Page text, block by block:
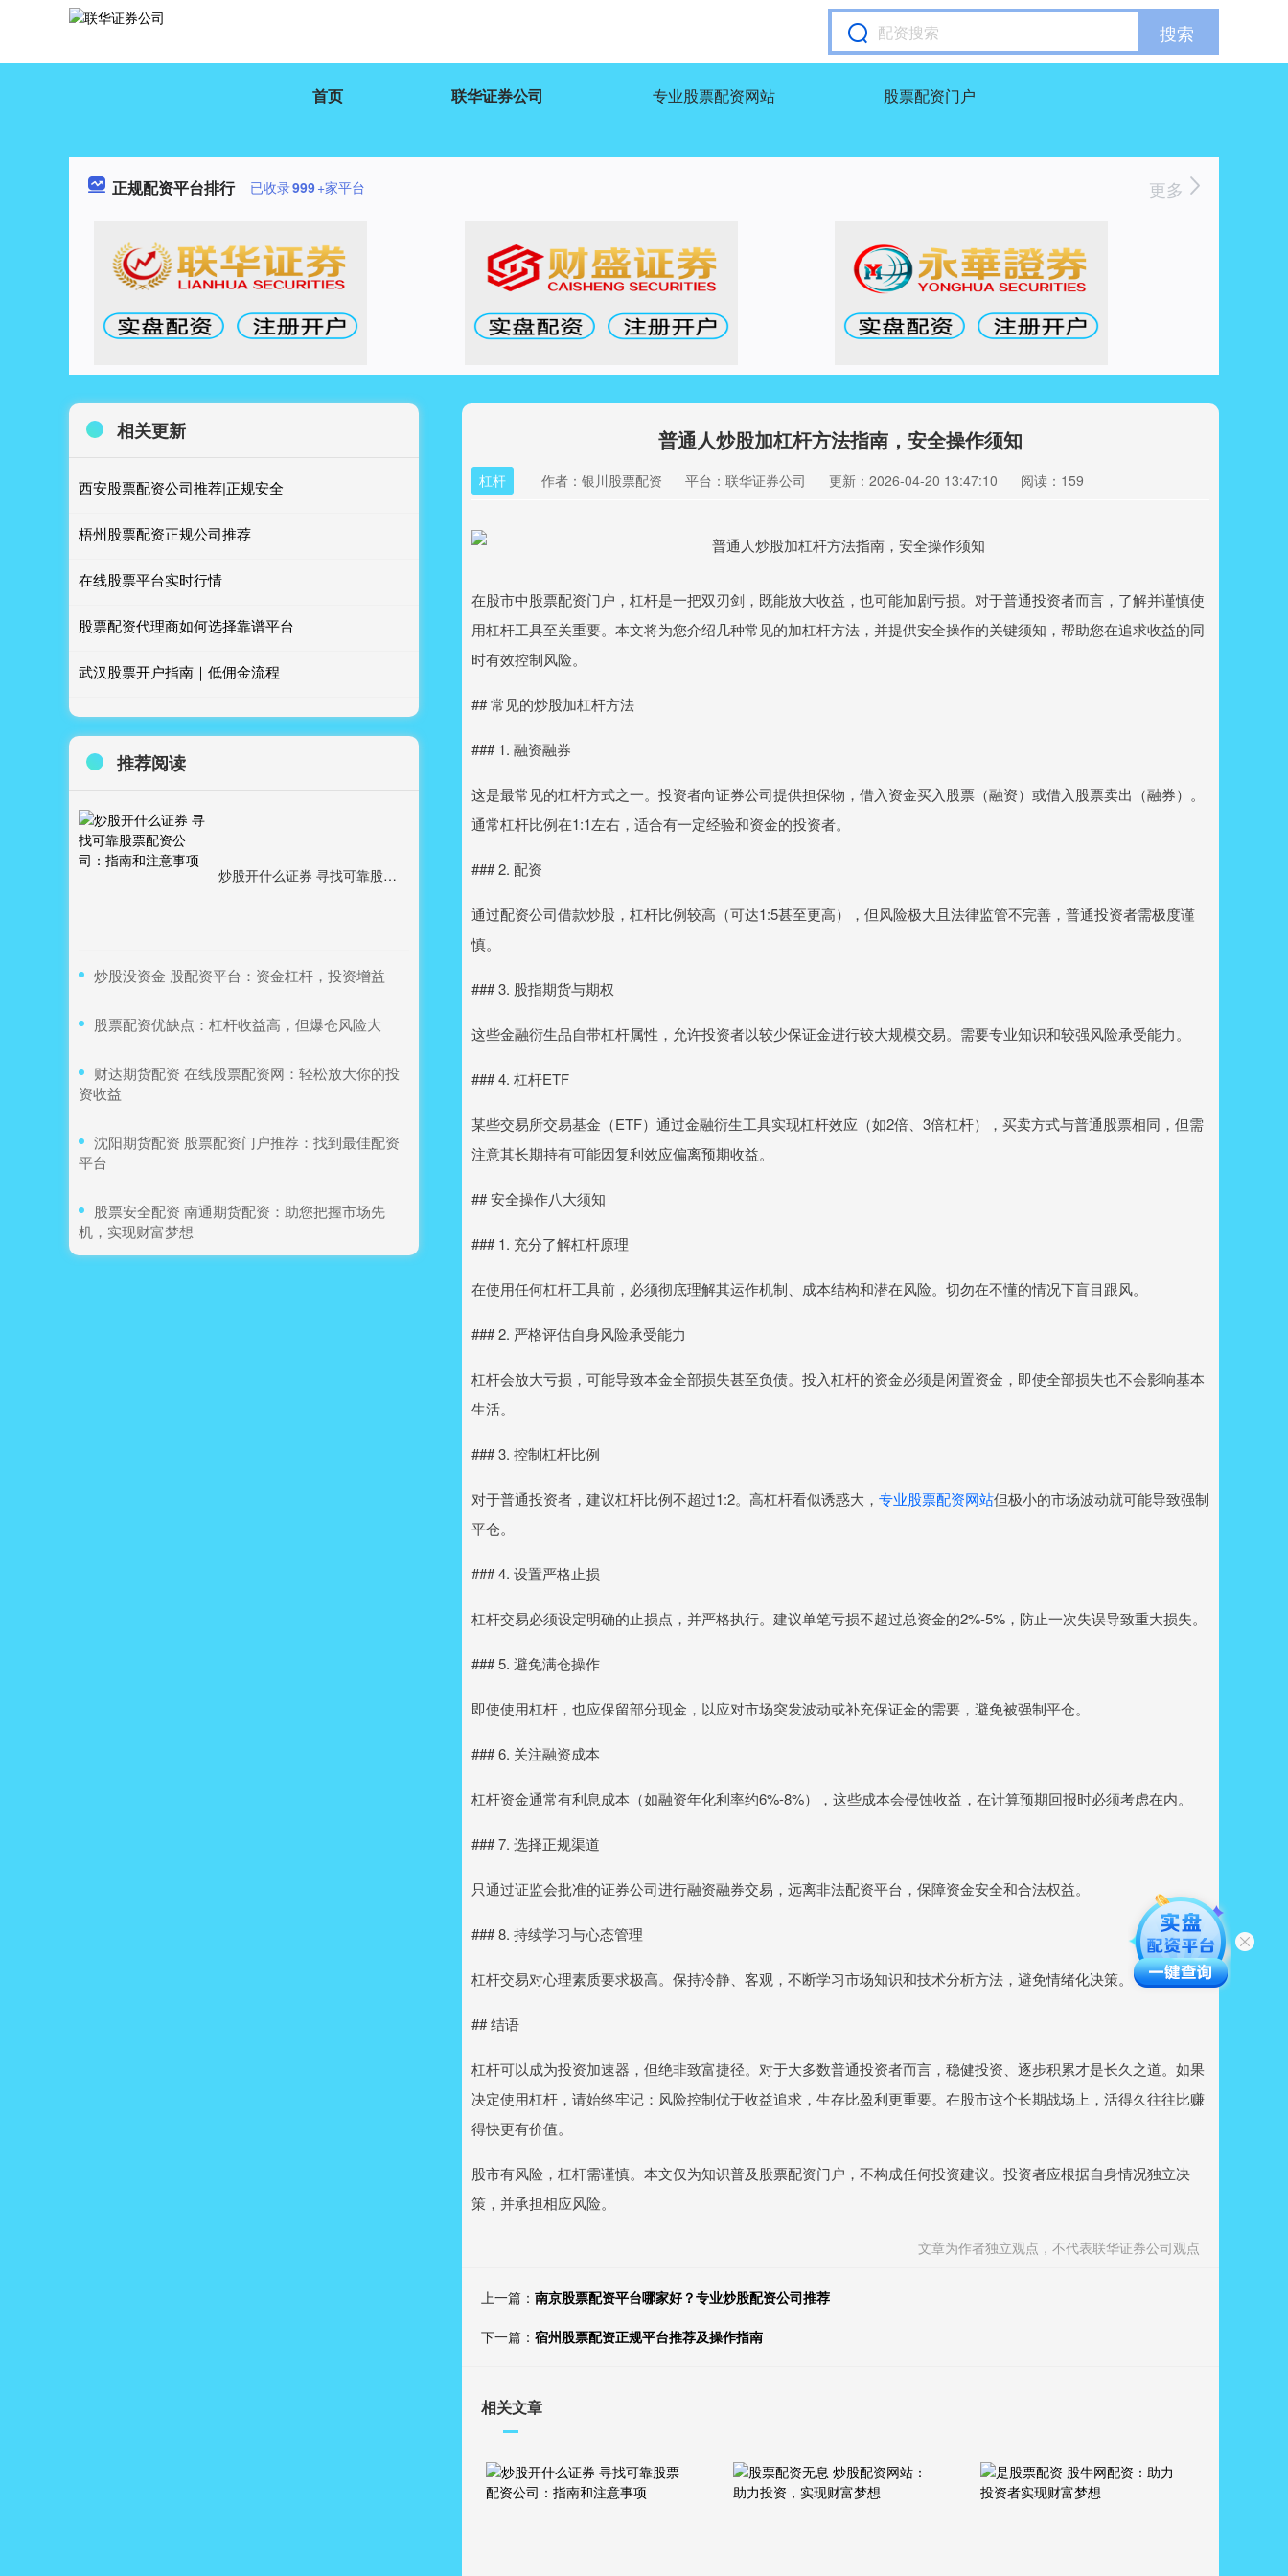
搜索
首页 联华证券公司 专业股票配资网站 股票配资门户
正规配资平台排行 已收录999+家平台 更多
普通人炒股加杠杆方法指南，安全操作须知
杠杆 作者：银川股票配资 平台：联华证券公司 更新：2026-04-20 13:47:10 阅读：159
在股市中股票配资门户，杠杆是一把双刃剑，既能放大收益，也可能加剧亏损。对于普通投资者而言，了解并谨慎使
用杠杆工具至关重要。本文将为您介绍几种常见的加杠杆方法，并提供安全操作的关键须知，帮助您在追求收益的同
时有效控制风险。
## 常见的炒股加杠杆方法
### 1. 融资融券
这是最常见的杠杆方式之一。投资者向证券公司提供担保物，借入资金买入股票（融资）或借入股票卖出（融券）。
通常杠杆比例在1:1左右，适合有一定经验和资金的投资者。
### 2. 配资
通过配资公司借款炒股，杠杆比例较高（可达1:5甚至更高），但风险极大且法律监管不完善，普通投资者需极度谨
慎。
### 3. 股指期货与期权
这些金融衍生品自带杠杆属性，允许投资者以较少保证金进行较大规模交易。需要专业知识和较强风险承受能力。
### 4. 杠杆ETF
某些交易所交易基金（ETF）通过金融衍生工具实现杠杆效应（如2倍、3倍杠杆），买卖方式与普通股票相同，但需
注意其长期持有可能因复利效应偏离预期收益。
## 安全操作八大须知
### 1. 充分了解杠杆原理
在使用任何杠杆工具前，必须彻底理解其运作机制、成本结构和潜在风险。切勿在不懂的情况下盲目跟风。
### 2. 严格评估自身风险承受能力
杠杆会放大亏损，可能导致本金全部损失甚至负债。投入杠杆的资金必须是闲置资金，即使全部损失也不会影响基本
生活。
### 3. 控制杠杆比例
对于普通投资者，建议杠杆比例不超过1:2。高杠杆看似诱惑大， 专业股票配资网站但极小的市场波动就可能导致强制
平仓。
### 4. 设置严格止损
杠杆交易必须设定明确的止损点，并严格执行。建议单笔亏损不超过总资金的2%-5%，防止一次失误导致重大损失。
### 5. 避免满仓操作
即使使用杠杆，也应保留部分现金，以应对市场突发波动或补充保证金的需要，避免被强制平仓。
### 6. 关注融资成本
杠杆资金通常有利息成本（如融资年化利率约6%-8%），这些成本会侵蚀收益，在计算预期回报时必须考虑在内。
### 7. 选择正规渠道
只通过证监会批准的证券公司进行融资融券交易，远离非法配资平台，保障资金安全和合法权益。
### 8. 持续学习与心态管理
杠杆交易对心理素质要求极高。保持冷静、客观，不断学习市场知识和技术分析方法，避免情绪化决策。
## 结语
杠杆可以成为投资加速器，但绝非致富捷径。对于大多数普通投资者而言，稳健投资、逐步积累才是长久之道。如果
决定使用杠杆，请始终牢记：风险控制优于收益追求，生存比盈利更重要。在股市这个长期战场上，活得久往往比赚
得快更有价值。
股市有风险，杠杆需谨慎。本文仅为知识普及股票配资门户，不构成任何投资建议。投资者应根据自身情况独立决
策，并承担相应风险。
文章为作者独立观点，不代表联华证券公司观点
上一篇： 南京股票配资平台哪家好？专业炒股配资公司推荐
下一篇： 宿州股票配资正规平台推荐及操作指南
相关文章
相关更新
西安股票配资公司推荐|正规安全
梧州股票配资正规公司推荐
在线股票平台实时行情
股票配资代理商如何选择靠谱平台
武汉股票开户指南｜低佣金流程
推荐阅读
炒股开什么证券 寻找可靠股票配资公司：指南和注意事项
​炒股没资金 股配资平台：资金杠杆，投资增益
​股票配资优缺点：杠杆收益高，但爆仓风险大
​财达期货配资 在线股票配资网：轻松放大你的投
资收益
​沈阳期货配资 股票配资门户推荐：找到最佳配资
平台
​股票安全配资 南通期货配资：助您把握市场先
机，实现财富梦想